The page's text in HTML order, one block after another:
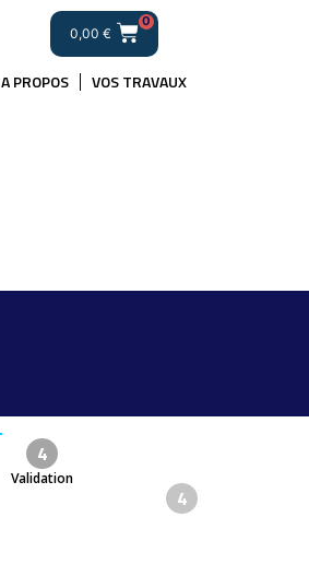
0,00 €
0
A PROPOS VOS TRAVAUX
4
Validation
4